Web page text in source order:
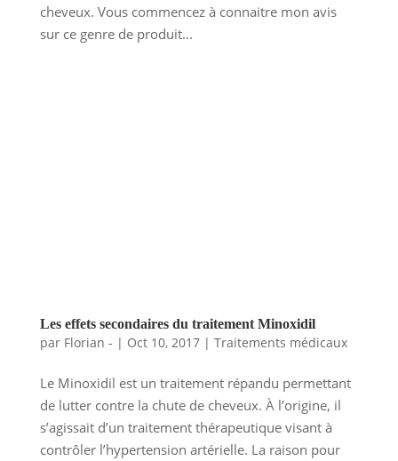
cheveux. Vous commencez à connaitre mon avis
sur ce genre de produit...
Les effets secondaires du traitement Minoxidil
par Florian - | Oct 10, 2017| Traitements médicaux
Le Minoxidil est un traitement répandu permettant
de lutter contre la chute de cheveux. À l’origine, il
s’agissait d’un traitement thérapeutique visant à
contrôler l’hypertension artérielle. La raison pour